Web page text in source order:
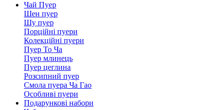
Чай Пуер
Шен пуер
Шу пуер
Порційні пуери
Колекційні пуери
Пуер То Ча
Пуер млинець
Пуер цеглина
Розсипний пуер
Смола пуера Ча Гао
Особливі пуери
Подарункові набори